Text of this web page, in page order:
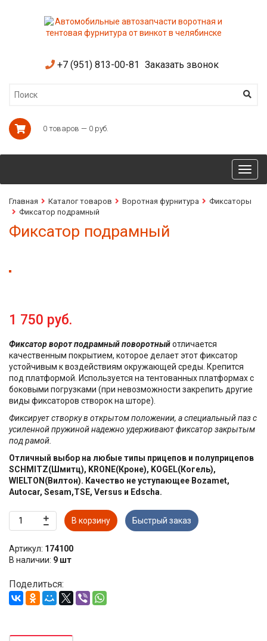
+7 (951) 813-00-81 Заказать звонок
0 товаров — 0 руб.
Главная Каталог товаров Воротная фурнитура
Фиксаторы
Фиксатор подрамный
Фиксатор подрамный
1 750 руб.
Фиксатор ворот подрамный поворотныйотличается
качественным покрытием, которое делает этот фиксатор
устойчивым к воздействиям окружающей среды. Крепится
под платформой. Используется на тентованных платформах с
боковыми погрузками (при невозможности закрепить другие
виды фиксаторов створок на шторе).
Фиксирует створку в открытом положении, а специальный паз с
усиленной пружиной надежно удерживают фиксатор закрытым
под рамой.
Отличный выбор на любые типы прицепов и полуприцепов
SCHMITZ(Шмитц), KRONE(Кроне), KOGEL(Когель),
WIELTON(Вилтон). Качество не уступающее Bozamet,
Autocar, Sesam,TSE, Versus и Edscha.
В корзину Быстрый заказ
Артикул: 174100
В наличии: 9 шт
Поделиться: